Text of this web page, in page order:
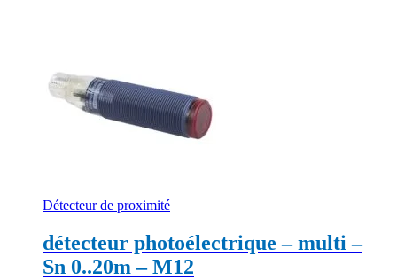
Détecteur de proximité
détecteur photoélectrique – multi –
Sn 0..20m – M12